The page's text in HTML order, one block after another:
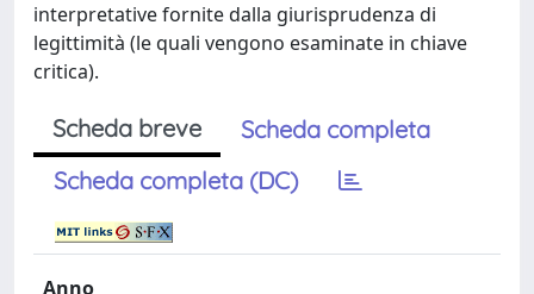
interpretative fornite dalla giurisprudenza di
legittimità (le quali vengono esaminate in chiave
critica).
Scheda breve
Scheda completa
Scheda completa (DC)
Anno